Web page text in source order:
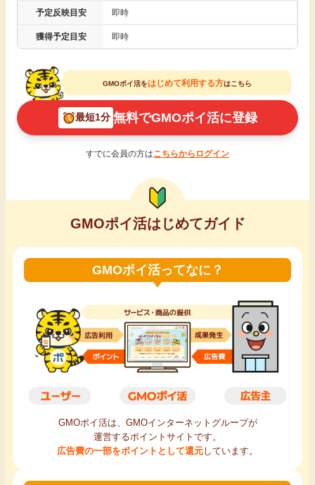
アンケート
ゲーム
買い物
モニター
お友達紹介
カード比較
毎日ゲット
特集一覧
GMOポイ活の使い方
ヘルプセンター
買取・査定
学び
進学・教育
美容・健康
月額有料サービス
銀行・金融・投資
家計の固定費
予定反映目安 即時
獲得予定目安 即時
GMOポイ活をはじめて利用する方はこちら
最短1分 無料でGMOポイ活に登録
すでに会員の方はこちらからログイン
GMOポイ活はじめてガイド
GMOポイ活ってなに？
GMOポイ活は、GMOインターネットグループが
運営するポイントサイトです。
広告費の一部をポイントとして還元しています。